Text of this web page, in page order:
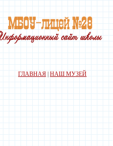
ГЛАВНАЯ НАШ МУЗЕЙ